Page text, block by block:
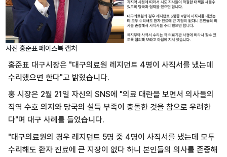
사진 홍준표 페이스북 캡처
홍준표 대구시장은 "대구의료원 레지던트 4명이 사직서를 냈는데
수리했으면 한다"고 밝혔습니다.
홍 시장은 2월 21일 자신의 SNS에 "의료 대란을 보면서 의사들의
직역 수호 의지와 당국의 설득 부족이 충돌한 것을 참으로 우려한
다"며 대구 사례를 들었습니다.
"대구의료원의 경우 레지던트 5명 중 4명이 사직서를 냈는데 모두
수리해도 환자 진료에 큰 지장이 없다 하니 본인들의 의사를 존중해